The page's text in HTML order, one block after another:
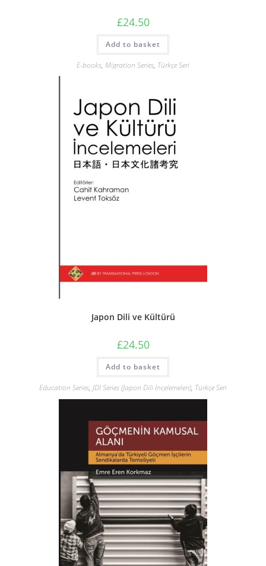
£24.50
Add to basket
E-books, Migration Series, Türkçe Seri
Japon Dili ve Kültürü
£24.50
Add to basket
Education Series, JDI Series (Japon Dili İncelemeleri), Türkçe Seri